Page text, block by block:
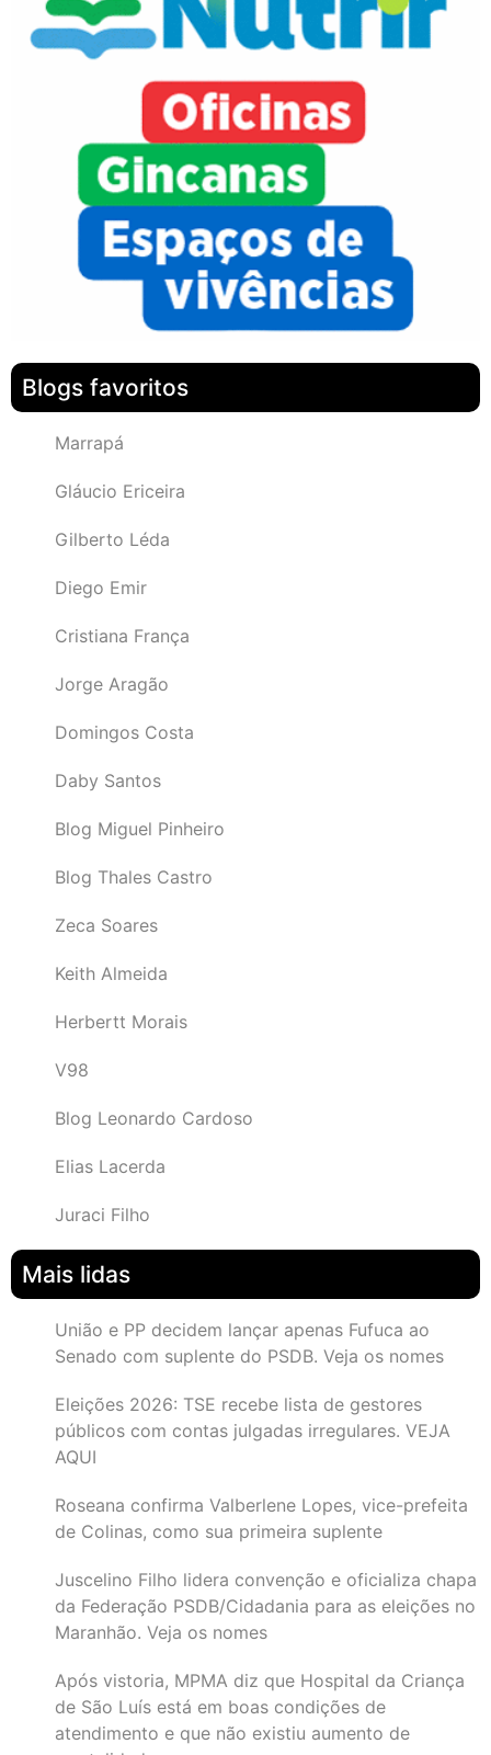
Blogs favoritos
Marrapá
Gláucio Ericeira
Gilberto Léda
Diego Emir
Cristiana França
Jorge Aragão
Domingos Costa
Daby Santos
Blog Miguel Pinheiro
Blog Thales Castro
Zeca Soares
Keith Almeida
Herbertt Morais
V98
Blog Leonardo Cardoso
Elias Lacerda
Juraci Filho
Mais lidas
União e PP decidem lançar apenas Fufuca ao
Senado com suplente do PSDB. Veja os nomes
Eleições 2026: TSE recebe lista de gestores
públicos com contas julgadas irregulares. VEJA
AQUI
Roseana confirma Valberlene Lopes, vice-prefeita
de Colinas, como sua primeira suplente
Juscelino Filho lidera convenção e oficializa chapa
da Federação PSDB/Cidadania para as eleições no
Maranhão. Veja os nomes
Após vistoria, MPMA diz que Hospital da Criança
de São Luís está em boas condições de
atendimento e que não existiu aumento de